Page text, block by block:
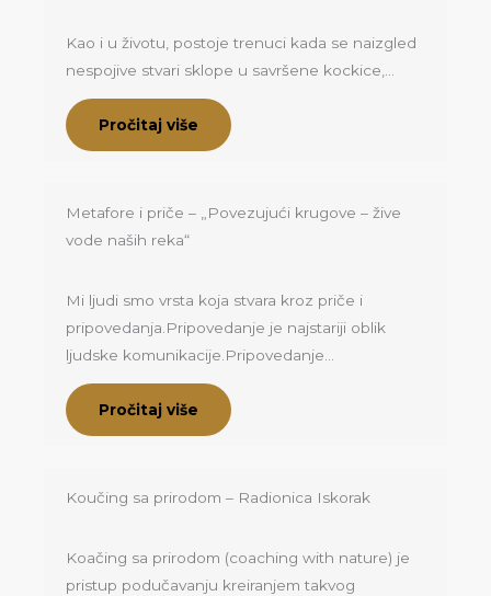
Kao i u životu, postoje trenuci kada se naizgled
nespojive stvari sklope u savršene kockice,…
Pročitaj više
Metafore i priče – „Povezujući krugove – žive
vode naših reka“
Mi ljudi smo vrsta koja stvara kroz priče i
pripovedanja.Pripovedanje je najstariji oblik
ljudske komunikacije.Pripovedanje…
Pročitaj više
Koučing sa prirodom – Radionica Iskorak
Koačing sa prirodom (coaching with nature) je
pristup podučavanju kreiranjem takvog